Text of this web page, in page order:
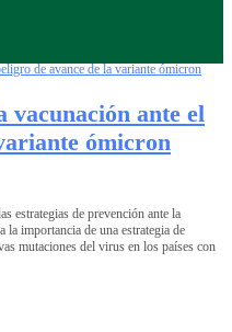
ante el
ómicron
estrategias de prevención ante la
la importancia de una estrategia de
mutaciones del virus en los países con